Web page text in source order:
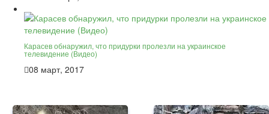
Карасев обнаружил, что придурки пролезли на украинское
телевидение (Видео)
08 март, 2017